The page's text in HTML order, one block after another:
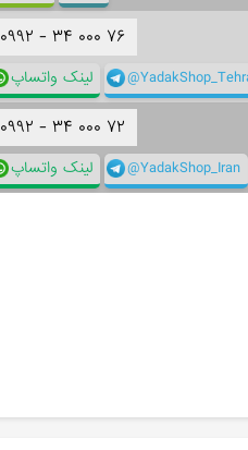
۰۹۹۲ - ۳۴ ۰۰۰ ۷۶
لینک واتساپ
۰۹۹۲ - ۳۴ ۰۰۰ ۷۲
لینک واتساپ @YadakShop_Iran